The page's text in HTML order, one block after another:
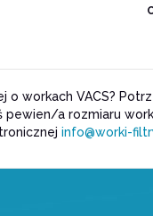
o workach VACS?
a rozmiaru
info@worki-